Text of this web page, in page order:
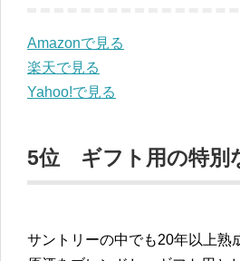
Amazonで見る
楽天で見る
Yahoo!で見る
5位 ギフト用の特別
サントリーの中でも20年以上熟